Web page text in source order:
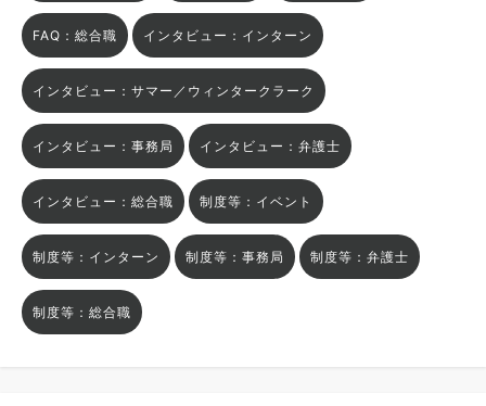
FAQ：総合職 インタビュー：インターン
インタビュー：サマー／ウィンタークラーク
インタビュー：事務局 インタビュー：弁護士
インタビュー：総合職 制度等：イベント
制度等：インターン 制度等：事務局 制度等：弁護士
制度等：総合職